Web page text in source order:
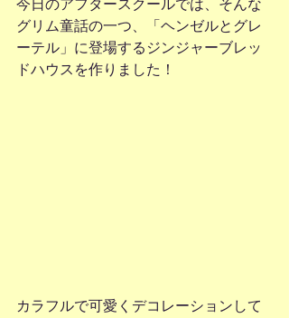
今日のアフタースクールでは、そんな
グリム童話の一つ、「ヘンゼルとグレ
ーテル」に登場するジンジャーブレッ
ドハウスを作りました！
カラフルで可愛くデコレーションして